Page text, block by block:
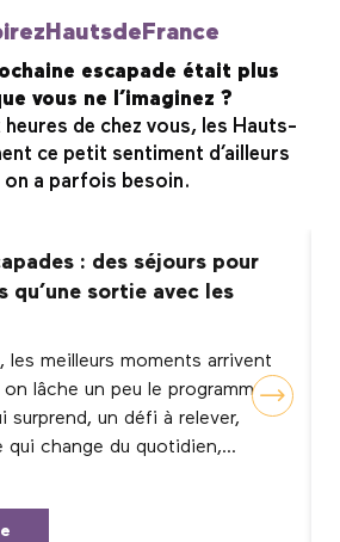
escapade était plus
vous ne l’imaginez ?
de chez vous, les Hauts-
ce petit sentiment d’ailleurs
on a parfois besoin.
: des séjours pour
qu’une sortie avec les
les meilleurs moments arrivent
lâche un peu le programme.
surprend, un défi à relever,
qui change du quotidien,...